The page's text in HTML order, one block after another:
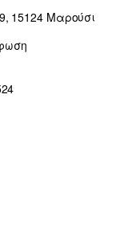
15124 Μαρούσι